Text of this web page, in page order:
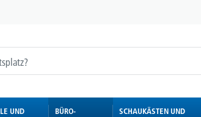
UND
BÜRO-
SCHAUKÄSTEN UND